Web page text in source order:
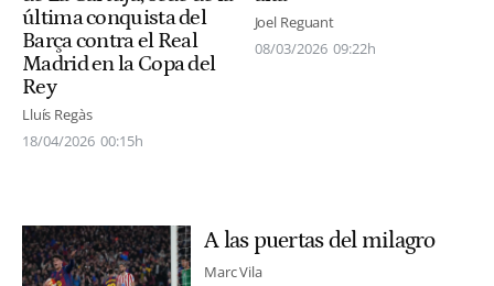
última conquista del
Barça contra el Real
Madrid en la Copa del
Rey
Lluís Regàs
18/04/2026 00:15h
Joel Reguant
08/03/2026 09:22h
A las puertas del milagro
Marc Vila